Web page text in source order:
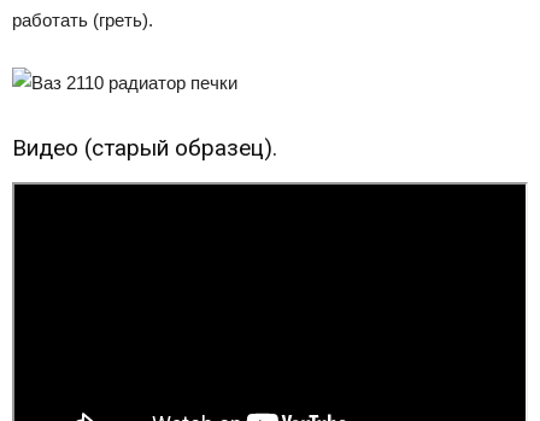
работать (греть).
Видео (старый образец).